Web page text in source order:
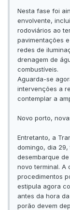
Nesta fase foi
envolvente,
rodoviários ao
pavimentações
redes de
drenagem de
combustíveis.
Aguarda-se
intervenções a
contemplar a
Novo porto,
Entretanto, a
domingo, dia
desembarque
novo terminal. A
procedimentos
estipula agora
antes da hora
porão devem